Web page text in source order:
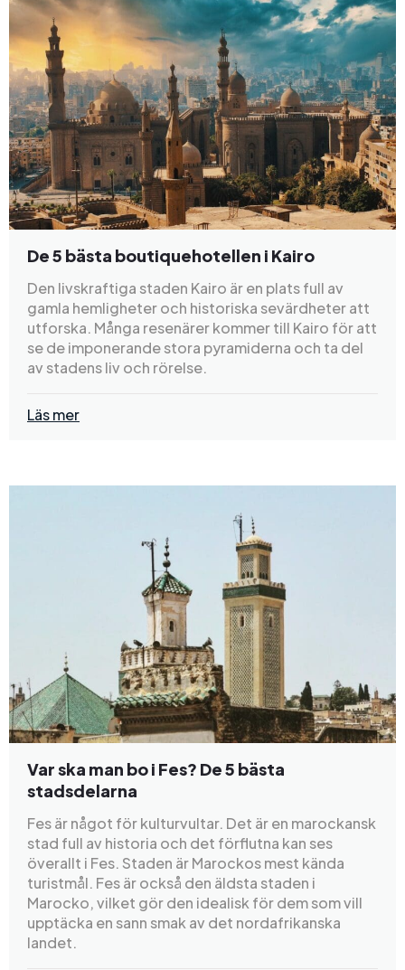
De 5 bästa boutiquehotellen i Kairo
Den livskraftiga staden Kairo är en plats full av
gamla hemligheter och historiska sevärdheter att
utforska. Många resenärer kommer till Kairo för att
se de imponerande stora pyramiderna och ta del
av stadens liv och rörelse.
Läs mer
Var ska man bo i Fes? De 5 bästa
stadsdelarna
Fes är något för kulturvultar. Det är en marockansk
stad full av historia och det förflutna kan ses
överallt i Fes. Staden är Marockos mest kända
turistmål. Fes är också den äldsta staden i
Marocko, vilket gör den idealisk för dem som vill
upptäcka en sann smak av det nordafrikanska
landet.